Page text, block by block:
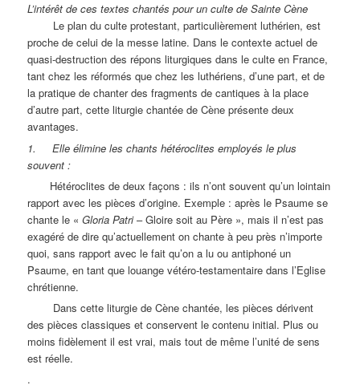
L’intérêt de ces textes chantés pour un culte de Sainte Cène
Le plan du culte protestant, particulièrement luthérien, est
proche de celui de la messe latine. Dans le contexte actuel de
quasi-destruction des répons liturgiques dans le culte en France,
tant chez les réformés que chez les luthériens, d’une part, et de
la pratique de chanter des fragments de cantiques à la place
d’autre part, cette liturgie chantée de Cène présente deux
avantages.
1. Elle élimine les chants hétéroclites employés le plus
souvent :
Hétéroclites de deux façons : ils n’ont souvent qu’un lointain
rapport avec les pièces d’origine. Exemple : après le Psaume se
chante le «Gloria Patri– Gloire soit au Père », mais il n’est pas
exagéré de dire qu’actuellement on chante à peu près n’importe
quoi, sans rapport avec le fait qu’on a lu ou antiphoné un
Psaume, en tant que louange vétéro-testamentaire dans l’Eglise
chrétienne.
Dans cette liturgie de Cène chantée, les pièces dérivent
des pièces classiques et conservent le contenu initial. Plus ou
moins fidèlement il est vrai, mais tout de même l’unité de sens
est réelle.
.